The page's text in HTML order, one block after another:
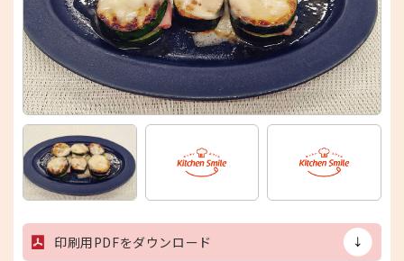
印刷用PDFをダウンロード